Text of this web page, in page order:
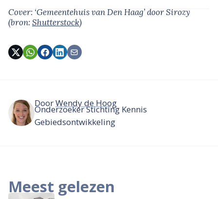
Cover: ‘Gemeentehuis van Den Haag’door Sirozy
(bron: Shutterstock)
DoorWendy de Hoog
Onderzoeker Stichting Kennis
Gebiedsontwikkeling
Meest gelezen